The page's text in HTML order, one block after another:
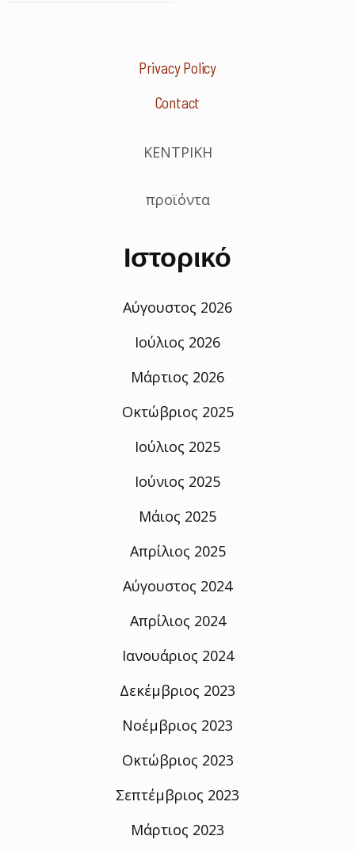
Privacy Policy
Contact
ΚΕΝΤΡΙΚΗ
προϊόντα
Ιστορικό
Αύγουστος 2026
Ιούλιος 2026
Μάρτιος 2026
Οκτώβριος 2025
Ιούλιος 2025
Ιούνιος 2025
Μάιος 2025
Απρίλιος 2025
Αύγουστος 2024
Απρίλιος 2024
Ιανουάριος 2024
Δεκέμβριος 2023
Νοέμβριος 2023
Οκτώβριος 2023
Σεπτέμβριος 2023
Μάρτιος 2023